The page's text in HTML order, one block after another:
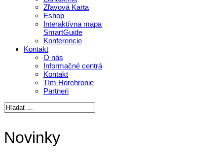
Zľavová Karta
Eshop
Interaktívna mapa
SmartGuide
Konferencie
Kontakt
O nás
Informačné centrá
Kontakt
Tím Horehronie
Partneri
Novinky